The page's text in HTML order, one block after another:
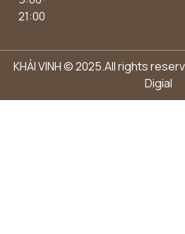
21:00
KHẢI VINH © 2025.All rights
Digial